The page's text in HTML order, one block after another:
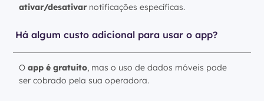
ativar/desativar notificações específicas.
Há algum custo adicional para usar o app?
Oapp é gratuito, mas o uso de dados móveis pode
ser cobrado pela sua operadora.